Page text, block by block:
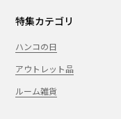
特集カテゴリ
ハンコの日
アウトレット品
ルーム雑貨